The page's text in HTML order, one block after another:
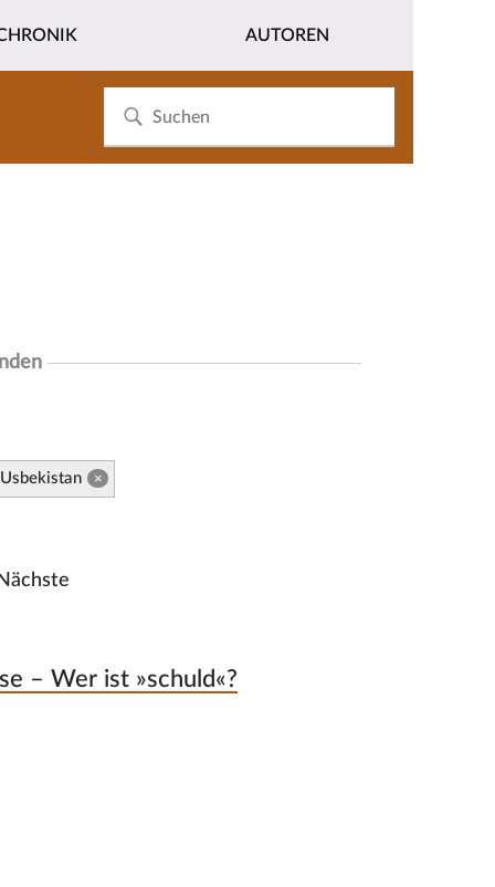
AUTOREN
Usbekistan ×
– Wer ist »schuld«?